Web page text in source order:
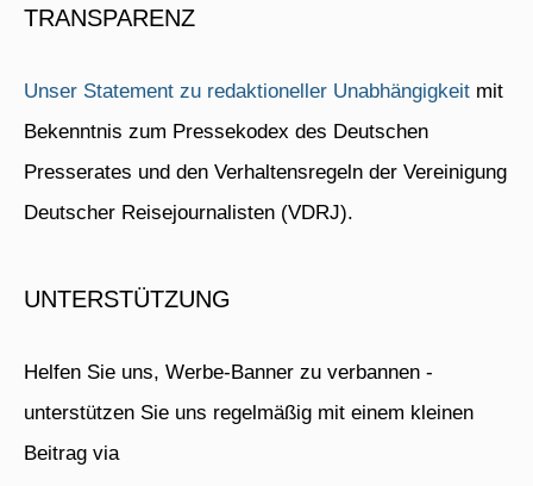
TRANSPARENZ
Unser Statement zu redaktioneller Unabhängigkeit mit
Bekenntnis zum Pressekodex des Deutschen
Presserates und den Verhaltensregeln der Vereinigung
Deutscher Reisejournalisten (VDRJ).
UNTERSTÜTZUNG
Helfen Sie uns, Werbe-Banner zu verbannen -
unterstützen Sie uns regelmäßig mit einem kleinen
Beitrag via